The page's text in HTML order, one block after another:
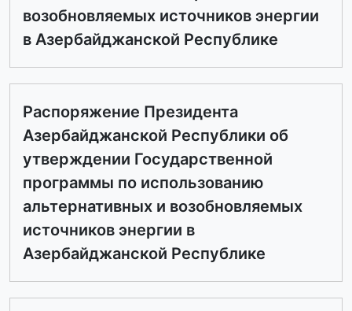
возобновляемых источников энергии
в Азербайджанской Республике
Распоряжение Президента
Азербайджанской Республики oб
утверждении Государственной
программы по использованию
альтернативных и возобновляемых
источников энергии в
Азербайджанской Республике